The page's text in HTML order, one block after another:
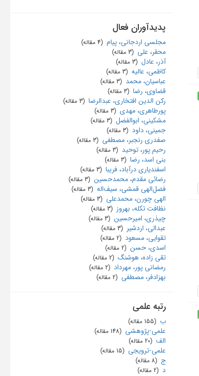
پدیدآوران فعال
مجلسی اردجانی، پیام ‏ (4 مقاله)
محقر، علی ‏ (3 مقاله)
آذر، عادل ‏ (3 مقاله)
کاظمی، عالیه ‏ (3 مقاله)
عباسیان، محمد ‏ (3 مقاله)
قضاوی، رضا ‏ (3 مقاله)
رکن الدین افتخاری، عبدالرضا ‏ (3 مقاله)
پورطاهری، مهدی ‏ (3 مقاله)
مشکینی، ابوالفضل ‏ (3 مقاله)
جمینی، داود ‏ (3 مقاله)
صفدری رنجبر، مصطفی ‏ (3 مقاله)
رحیم پور، توحید ‏ (3 مقاله)
بنی اسد، رضا ‏ (3 مقاله)
اسفندیاری درآباد، فریبا ‏ (3 مقاله)
رضائی مقدم، محمدحسین ‏ (3 مقاله)
فضل‌الهی قمشی، سیف‌اله ‏ (3 مقاله)
الهی چورن، محمدعلی ‏ (3 مقاله)
نظافت تکله، بهروز ‏ (3 مقاله)
چیذری، امیرحسین ‏ (3 مقاله)
عبدالی، اردشیر ‏ (3 مقاله)
تقوایی، مسعود ‏ (2 مقاله)
اسدی، حسن ‏ (2 مقاله)
تقی زاده، هوشنگ ‏ (2 مقاله)
رمضانی پور، مهرداد ‏ (2 مقاله)
بهزادفر، مصطفی ‏ (2 مقاله)
رتبه علمی
ب ‏ (155 مقاله)
علمی-پژوهشی ‏ (148 مقاله)
الف ‏ (20 مقاله)
علمی-ترویجی ‏ (15 مقاله)
ج ‏ (8 مقاله)
د ‏ (2 مقاله)